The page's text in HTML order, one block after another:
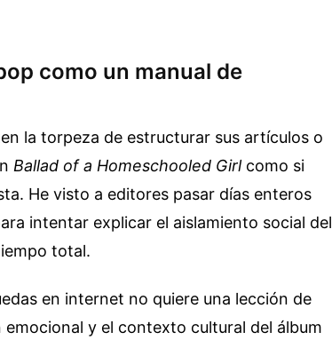
como un manual de
la torpeza de estructurar sus artículos o
Ballad of a Homeschooled Girlcomo si
He visto a editores pasar días enteros
intentar explicar el aislamiento social del
total.
en internet no quiere una lección de
y el contexto cultural del álbum